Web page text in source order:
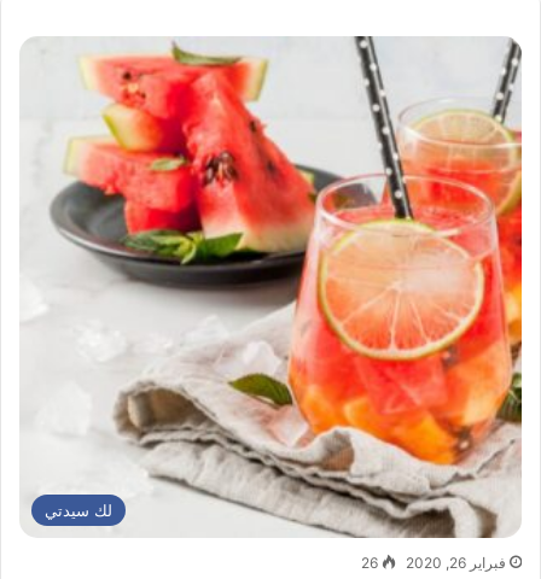
لك سيدتي
فبراير 26, 2020 26